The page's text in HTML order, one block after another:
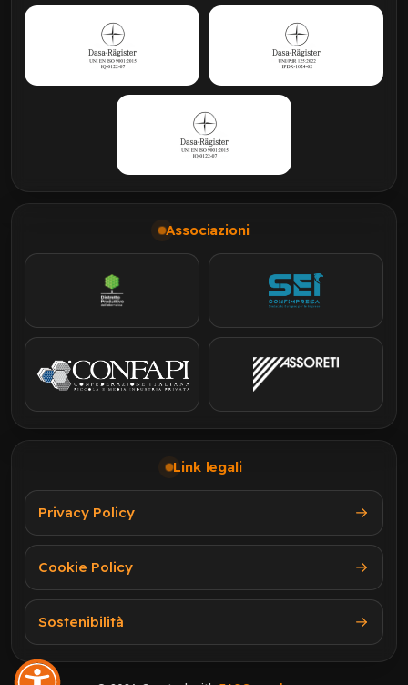
Associazioni
Link legali
Privacy Policy
Cookie Policy
Sostenibilità